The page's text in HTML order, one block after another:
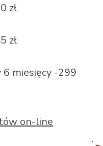
zł
zł
miesięcy -299
on-line